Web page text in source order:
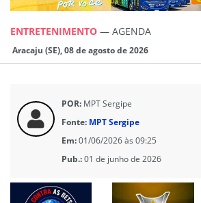
ENTRETENIMENTO — AGENDA
Aracaju (SE), 08 de agosto de 2026
POR: MPT Sergipe
Fonte: MPT Sergipe
Em:01/06/2026 às 09:25
Pub.:01 de junho de 2026